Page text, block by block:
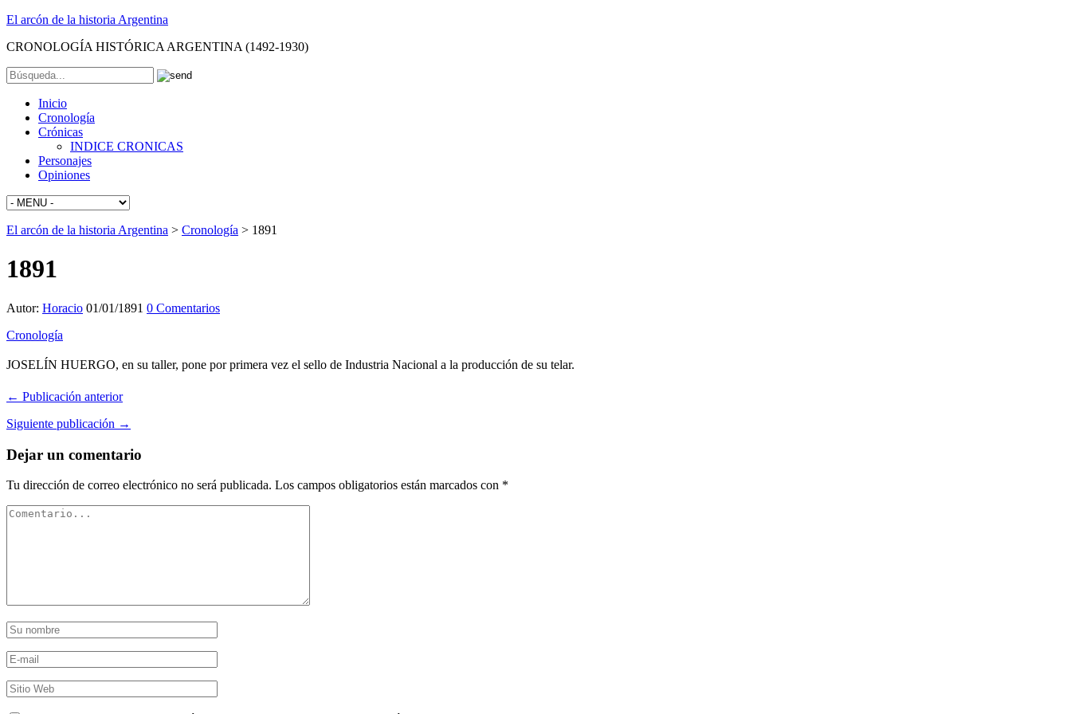
El arcón de la historia Argentina
CRONOLOGÍA HISTÓRICA ARGENTINA (1492-1930)
Inicio
Cronología
Crónicas
INDICE CRONICAS
Personajes
Opiniones
El arcón de la historia Argentina > Cronología > 1891
1891
Autor: Horacio 01/01/1891 0 Comentarios
Cronología
JOSELÍN HUERGO, en su taller, pone por primera vez el sello de Industria Nacional a la producción de su telar.
← Publicación anterior
Siguiente publicación →
Dejar un comentario
Tu dirección de correo electrónico no será publicada. Los campos obligatorios están marcados con *